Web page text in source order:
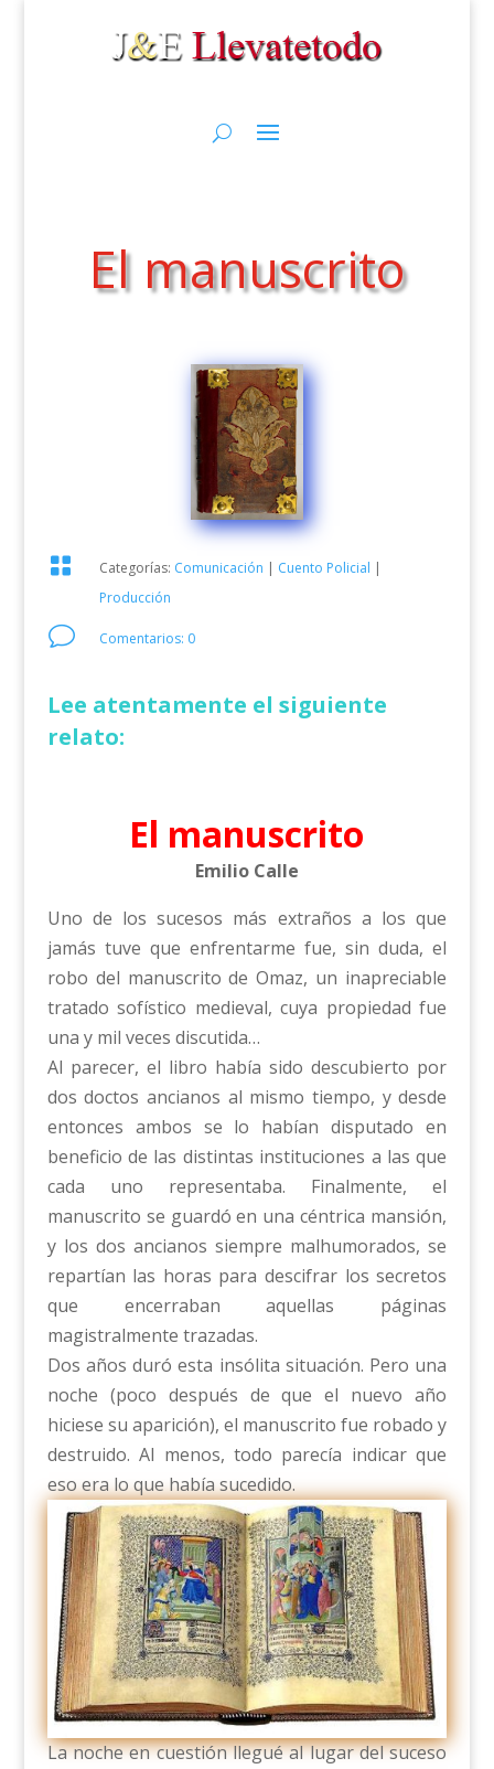
El manuscrito
 Categorías: Comunicación | Cuento Policial |
Producción
v Comentarios: 0
Lee atentamente el siguiente
relato:
El manuscrito
Emilio Calle
Uno de los sucesos más extraños a los que
jamás tuve que enfrentarme fue, sin duda, el
robo del manuscrito de Omaz, un inapreciable
tratado sofístico medieval, cuya propiedad fue
una y mil veces discutida…
Al parecer, el libro había sido descubierto por
dos doctos ancianos al mismo tiempo, y desde
entonces ambos se lo habían disputado en
beneficio de las distintas instituciones a las que
cada uno representaba. Finalmente, el
manuscrito se guardó en una céntrica mansión,
y los dos ancianos siempre malhumorados, se
repartían las horas para descifrar los secretos
que encerraban aquellas páginas
magistralmente trazadas.
Dos años duró esta insólita situación. Pero una
noche (poco después de que el nuevo año
hiciese su aparición), el manuscrito fue robado y
destruido. Al menos, todo parecía indicar que
eso era lo que había sucedido.
La noche en cuestión llegué al lugar del suceso